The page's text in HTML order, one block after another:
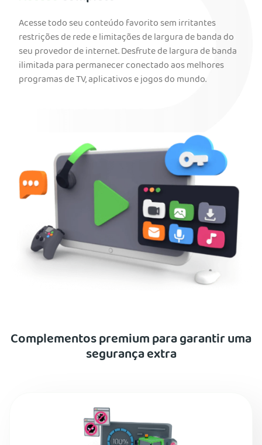
Acesse todo seu conteúdo favorito sem irritantes
restrições de rede e limitações de largura de banda do
seu provedor de internet. Desfrute de largura de banda
ilimitada para permanecer conectado aos melhores
programas de TV, aplicativos e jogos do mundo.
Complementos premium para garantir uma
segurança extra